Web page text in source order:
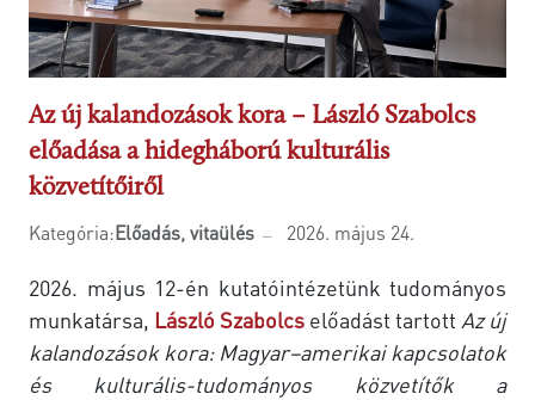
Az új kalandozások kora – László Szabolcs
előadása a hidegháború kulturális
közvetítőiről
Kategória:Előadás, vitaülés 2026. május 24.
2026. május 12-én kutatóintézetünk tudományos
munkatársa, László Szabolcs előadást tartott Az új
kalandozások kora: Magyar–amerikai kapcsolatok
és kulturális-tudományos közvetítők a